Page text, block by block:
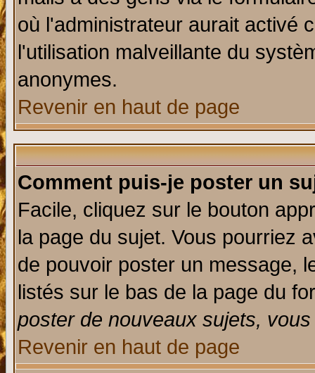
où l'administrateur aurait activé
l'utilisation malveillante du
anonymes.
Revenir en haut de page
Comment puis-je poster un
Facile, cliquez sur le bouton
la page du sujet. Vous pourriez
de pouvoir poster un message,
listés sur le bas de la page du
poster de nouveaux sujets,
Revenir en haut de page